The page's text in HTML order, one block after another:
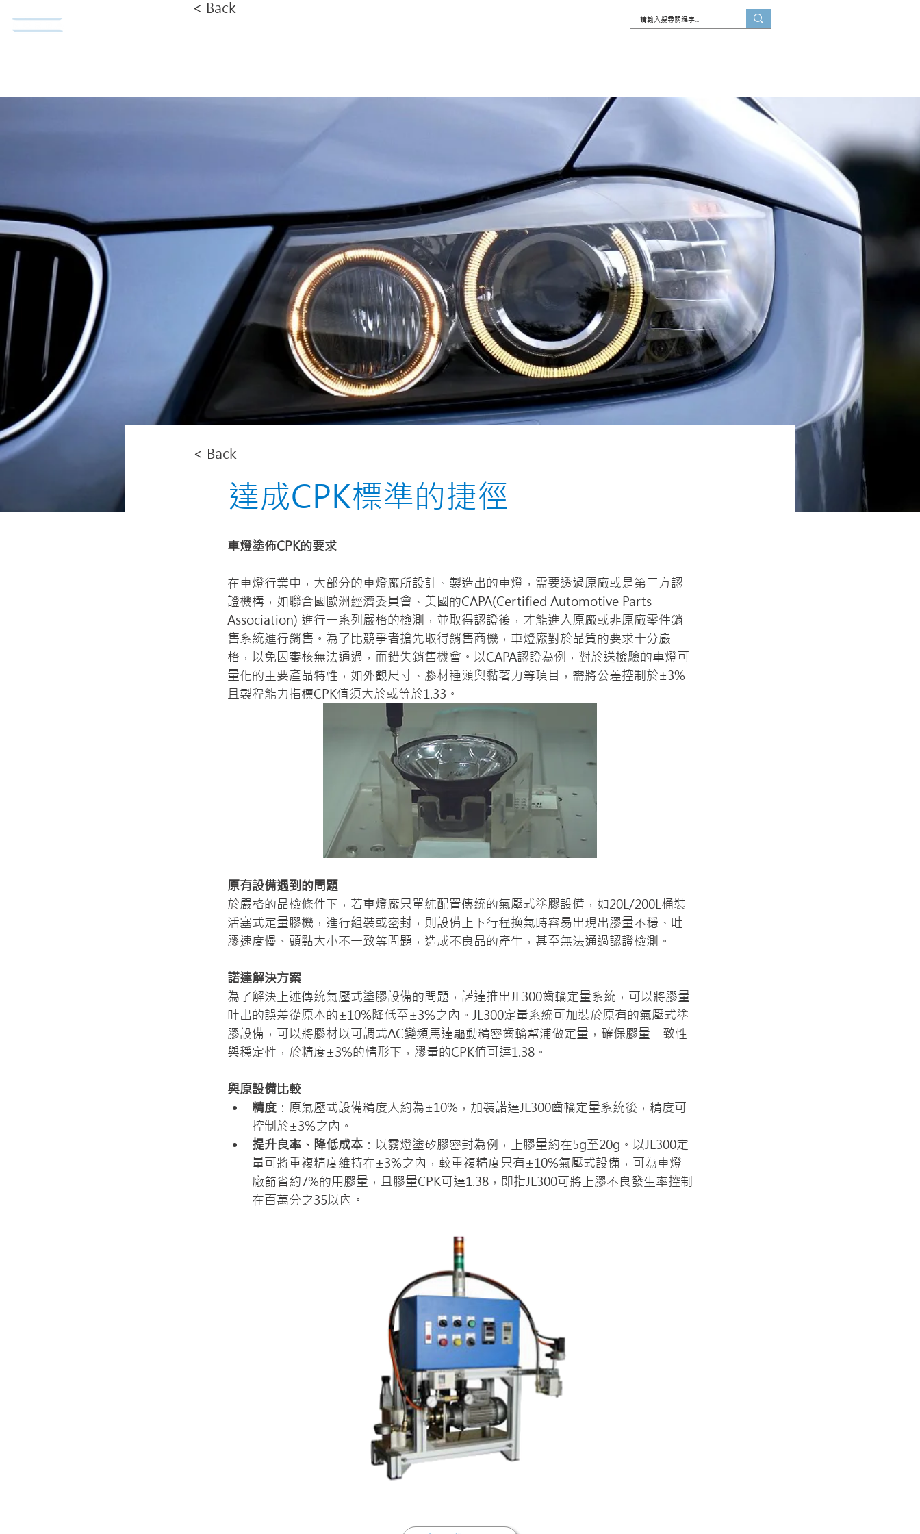
< Back
< Back
達成CPK標準的捷徑
車燈塗佈CPK的要求
在車燈行業中，大部分的車燈廠所設計、製造出的車燈，需要透過原廠或是第三方認
證機構，如聯合國歐洲經濟委員會、美國的CAPA(Certified Automotive Parts
Association) 進行一系列嚴格的檢測，並取得認證後，才能進入原廠或非原廠零件銷
售系統進行銷售。為了比競爭者搶先取得銷售商機，車燈廠對於品質的要求十分嚴
格，以免因審核無法通過，而錯失銷售機會。以CAPA認證為例，對於送檢驗的車燈可
量化的主要產品特性，如外觀尺寸、膠材種類與黏著力等項目，需將公差控制於±3%
且製程能力指標CPK值須大於或等於1.33。
原有設備遇到的問題
於嚴格的品檢條件下，若車燈廠只單純配置傳統的氣壓式塗膠設備，如20L/200L桶裝
活塞式定量膠機，進行組裝或密封，則設備上下行程換氣時容易出現出膠量不穩、吐
膠速度慢、頭點大小不一致等問題，造成不良品的產生，甚至無法通過認證檢測。
諾達解決方案
為了解決上述傳統氣壓式塗膠設備的問題，諾達推出JL300齒輪定量系統，可以將膠量
吐出的誤差從原本的±10%降低至±3%之內。JL300定量系統可加裝於原有的氣壓式塗
膠設備，可以將膠材以可調式AC變頻馬達驅動精密齒輪幫浦做定量，確保膠量一致性
與穩定性，於精度±3%的情形下，膠量的CPK值可達1.38。
與原設備比較
精度 ：原氣壓式設備精度大約為±10%，加裝諾達JL300齒輪定量系統後，精度可
控制於±3%之內。
提升良率、降低成本 ：以霧燈塗矽膠密封為例，上膠量約在5g至20g。以JL300定
量可將重複精度維持在±3%之內，較重複精度只有±10%氣壓式設備，可為車燈
廠節省約7%的用膠量，且膠量CPK可達1.38，即指JL300可將上膠不良發生率控制
在百萬分之35以內。